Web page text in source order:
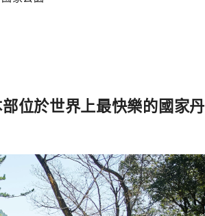
位於世界上最快樂的國家丹